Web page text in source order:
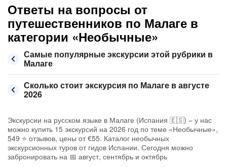
Ответы на вопросы от
путешественников по Малаге в
категории «Необычные»
Самые популярные экскурсии этой рубрики в
Малаге
Сколько стоит экскурсия по Малаге в августе
2026
Экскурсии на русском языке в Малаге (Испания 🇪🇸) – у нас
можно купить 15 экскурсий на 2026 год по теме «Необычные»,
549 ⭐ отзывов, цены от €55. Каталог необычных
экскурсионных туров от гидов Испании. Сегодня можно
забронировать на 📅 август, сентябрь и октябрь